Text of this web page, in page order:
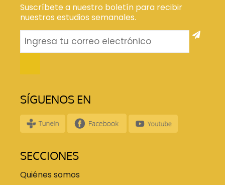
Suscríbete a nuestro boletín para recibir
nuestros estudios semanales.
SÍGUENOS EN
SECCIONES
Quiénes somos